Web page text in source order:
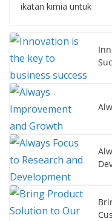
ikatan kimia untuk